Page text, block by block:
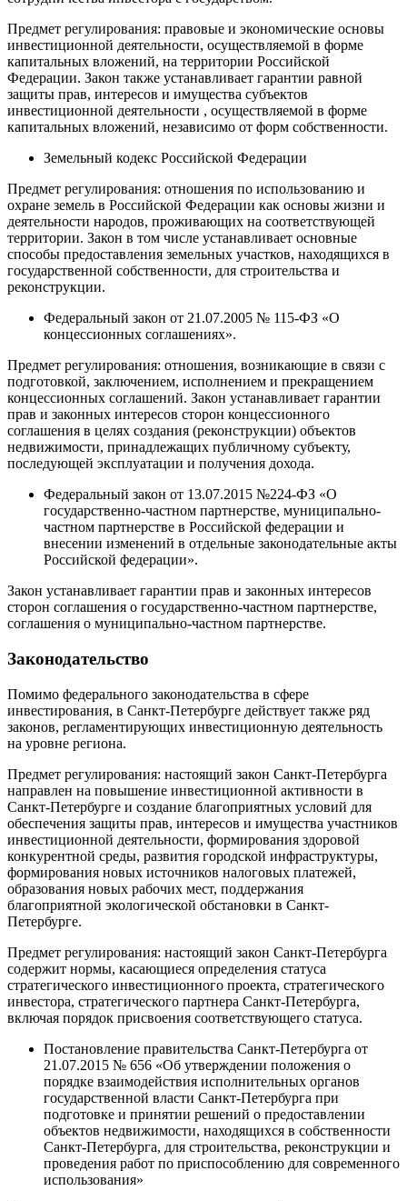
Предмет регулирования: правовые и экономические основы
инвестиционной деятельности, осуществляемой в форме
капитальных вложений, на территории Российской
Федерации. Закон также устанавливает гарантии равной
защиты прав, интересов и имущества субъектов
инвестиционной деятельности , осуществляемой в форме
капитальных вложений, независимо от форм собственности.
Земельный кодекс Российской Федерации
Предмет регулирования: отношения по использованию и
охране земель в Российской Федерации как основы жизни и
деятельности народов, проживающих на соответствующей
территории. Закон в том числе устанавливает основные
способы предоставления земельных участков, находящихся в
государственной собственности, для строительства и
реконструкции.
Федеральный закон от 21.07.2005 № 115-ФЗ «О
концессионных соглашениях».
Предмет регулирования: отношения, возникающие в связи с
подготовкой, заключением, исполнением и прекращением
концессионных соглашений. Закон устанавливает гарантии
прав и законных интересов сторон концессионного
соглашения в целях создания (реконструкции) объектов
недвижимости, принадлежащих публичному субъекту,
последующей эксплуатации и получения дохода.
Федеральный закон от 13.07.2015 №224-ФЗ «О
государственно-частном партнерстве, муниципально-
частном партнерстве в Российской федерации и
внесении изменений в отдельные законодательные акты
Российской федерации».
Закон устанавливает гарантии прав и законных интересов
сторон соглашения о государственно-частном партнерстве,
соглашения о муниципально-частном партнерстве.
Законодательство
Помимо федерального законодательства в сфере
инвестирования, в Санкт-Петербурге действует также ряд
законов, регламентирующих инвестиционную деятельность
на уровне региона.
Предмет регулирования: настоящий закон Санкт-Петербурга
направлен на повышение инвестиционной активности в
Санкт-Петербурге и создание благоприятных условий для
обеспечения защиты прав, интересов и имущества участников
инвестиционной деятельности, формирования здоровой
конкурентной среды, развития городской инфраструктуры,
формирования новых источников налоговых платежей,
образования новых рабочих мест, поддержания
благоприятной экологической обстановки в Санкт-
Петербурге.
Предмет регулирования: настоящий закон Санкт-Петербурга
содержит нормы, касающиеся определения статуса
стратегического инвестиционного проекта, стратегического
инвестора, стратегического партнера Санкт-Петербурга,
включая порядок присвоения соответствующего статуса.​
Постановление правительства Санкт-Петербурга от
21.07.2015 № 656 «Об утверждении положения о
порядке взаимодействия исполнительных органов
государственной власти Санкт-Петербурга при
подготовке и принятии решений о предоставлении
объектов недвижимости, находящихся в собственности
Санкт-Петербурга, для строительства, реконструкции и
проведения работ по приспособлению для современного
использования»